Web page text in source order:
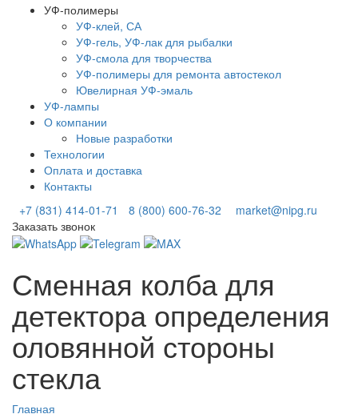
УФ-полимеры
УФ-клей, СА
УФ-гель, УФ-лак для рыбалки
УФ-смола для творчества
УФ-полимеры для ремонта автостекол
Ювелирная УФ-эмаль
УФ-лампы
О компании
Новые разработки
Технологии
Оплата и доставка
Контакты
+7 (831) 414-01-71
8 (800) 600-76-32
market@nipg.ru
Заказать звонок
Сменная колба для
детектора определения
оловянной стороны
стекла
Главная